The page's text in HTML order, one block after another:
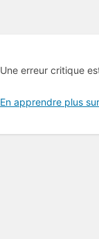
Une erreur critique
En apprendre plus